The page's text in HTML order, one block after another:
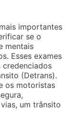
importantes
se o
mentais
Esses exames
credenciados
(Detrans).
os motoristas
um trânsito